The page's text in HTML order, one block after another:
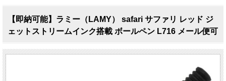
【即納可能】ラミー（LAMY） safari サファリ レッド ジ
ェットストリームインク搭載 ボールペン L716 メール便可